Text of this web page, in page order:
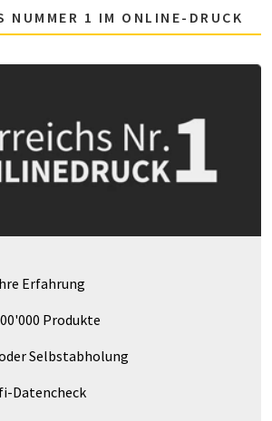
NUMMER 1 IM ONLINE-DRUCK
Erfahrung
Produkte
Selbstabholung
Datencheck